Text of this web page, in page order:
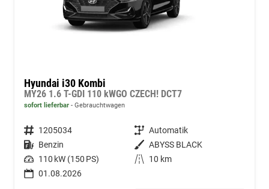
Hyundai i30 Kombi
MY26 1.6 T-GDI 110 kWGO CZECH! DCT7
sofort lieferbar Gebrauchtwagen
Fahrzeugnummer 1205034 Getriebe Automatik
Kraftstoff Benzin Außenfarbe ABYSS BLACK
Leistung 110 kW (150 PS) Kilometerstand
10 km
01.08.2026